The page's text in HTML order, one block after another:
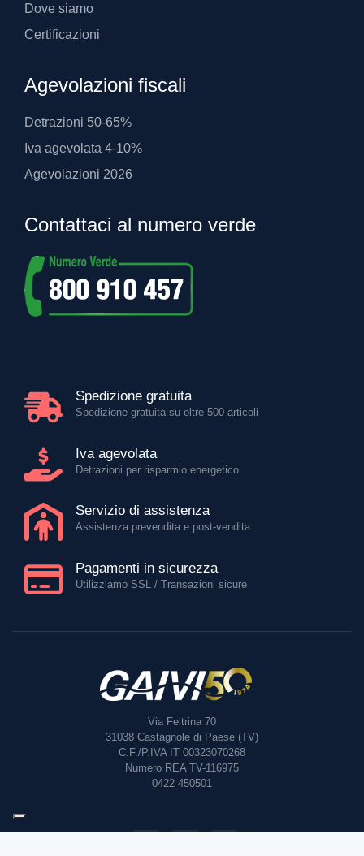
Dove siamo
Certificazioni
Agevolazioni fiscali
Detrazioni 50-65%
Iva agevolata 4-10%
Agevolazioni 2026
Contattaci al numero verde
Spedizione gratuita
Spedizione gratuita su oltre 500 articoli
Iva agevolata
Detrazioni per risparmio energetico
Servizio di assistenza
Assistenza prevendita e post-vendita
Pagamenti in sicurezza
Utilizziamo SSL / Transazioni sicure
Via Feltrina 70
31038 Castagnole di Paese (TV)
C.F./P.IVA IT 00323070268
Numero REA TV-116975
0422 450501